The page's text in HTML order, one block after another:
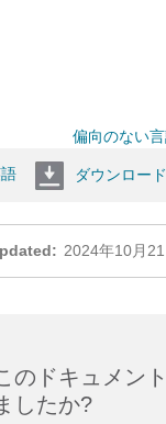
偏向のない
ダウンロード
2024年10月
のドキュメン
したか?